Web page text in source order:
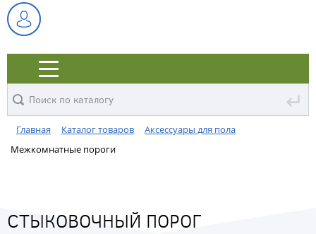
↵
Главная Каталог товаров
Аксессуары для пола
Межкомнатные пороги
СТЫКОВОЧНЫЙ ПОРОГ